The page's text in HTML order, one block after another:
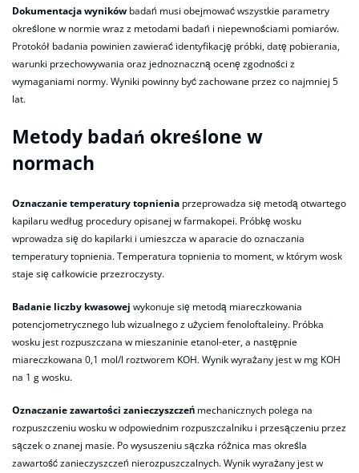
Dokumentacja wyników badań musi obejmować wszystkie parametry
określone w normie wraz z metodami badań i niepewnościami pomiarów.
Protokół badania powinien zawierać identyfikację próbki, datę pobierania,
warunki przechowywania oraz jednoznaczną ocenę zgodności z
wymaganiami normy. Wyniki powinny być zachowane przez co najmniej 5
lat.
Metody badań określone w
normach
Oznaczanie temperatury topnienia przeprowadza się metodą otwartego
kapilaru według procedury opisanej w farmakopei. Próbkę wosku
wprowadza się do kapilarki i umieszcza w aparacie do oznaczania
temperatury topnienia. Temperatura topnienia to moment, w którym wosk
staje się całkowicie przezroczysty.
Badanie liczby kwasowej wykonuje się metodą miareczkowania
potencjometrycznego lub wizualnego z użyciem fenoloftaleiny. Próbka
wosku jest rozpuszczana w mieszaninie etanol-eter, a następnie
miareczkowana 0,1 mol/l roztworem KOH. Wynik wyrażany jest w mg KOH
na 1 g wosku.
Oznaczanie zawartości zanieczyszczeń mechanicznych polega na
rozpuszczeniu wosku w odpowiednim rozpuszczalniku i przesączeniu przez
sączek o znanej masie. Po wysuszeniu sączka różnica mas określa
zawartość zanieczyszczeń nierozpuszczalnych. Wynik wyrażany jest w